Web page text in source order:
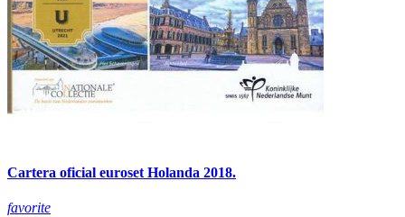
Cartera oficial euroset Holanda 2018.
favorite